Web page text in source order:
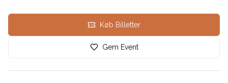
Køb Billetter
Gem Event